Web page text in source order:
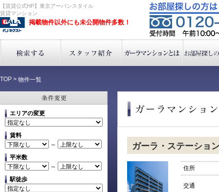
【賃貸公式HP】東京アーバンスタイル
賃貸マンション
掲載物件以外にも未公開物件多数！
TOP > 物件一覧
エリアの変更
賃料
～
平米数
～
駅徒歩
ガーラ・ステーショ
住所
交通